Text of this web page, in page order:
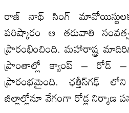
రాజ్ నాథ్ సింగ్ మావోయిస్టులకు
పరిష్కారం ఆ తరువాతి
ప్రారంభించింది. మహారాష్ట్ర
ప్రాంతాల్లో క్యాంప్ – రోడ్
ప్రారంభమైంది. ఛత్తీస్‌గఢ్
జిల్లాల్లోనూ వేగంగా రోడ్ల నిర్మాణ